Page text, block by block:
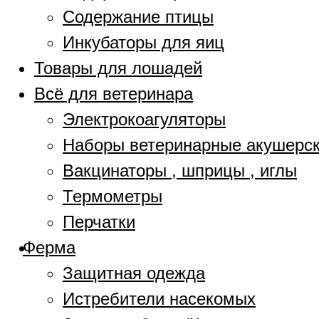
Содержание птицы
Инкубаторы для яиц
Товары для лошадей
Всё для ветеринара
Электрокоагуляторы
Наборы ветеринарные
Вакцинаторы , шприцы , иглы
Термометры
Перчатки
Ферма
Защитная одежда
Истребители насекомых